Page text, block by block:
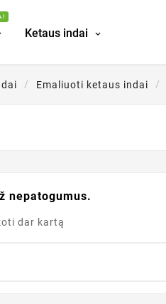
Ketaus indai
Emaliuoti ketaus indai
nepatogumus.
dar kartą